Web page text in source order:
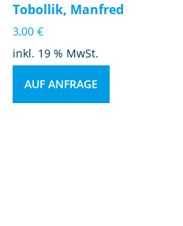
Tobollik, Manfred
3,00€
inkl. 19 % MwSt.
AUF ANFRAGE